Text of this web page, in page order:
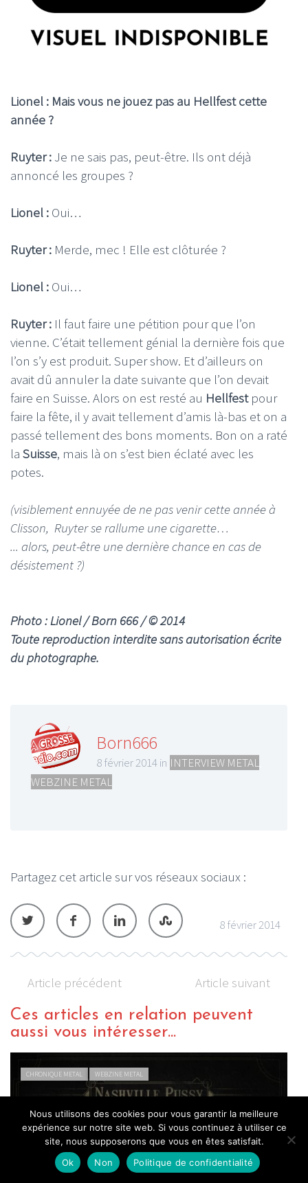
Lionel : Mais vous ne jouez pas au Hellfest cette
année ?
Ruyter : Je ne sais pas, peut-être. Ils ont déjà
annoncé les groupes ?
Lionel : Oui…
Ruyter : Merde, mec ! Elle est clôturée ?
Lionel : Oui…
Ruyter : Il faut faire une pétition pour que l’on
vienne. C’était tellement génial la dernière fois que
l’on s’y est produit. Super show. Et d’ailleurs on
avait dû annuler la date suivante que l’on devait
faire en Suisse. Alors on est resté au Hellfestpour
faire la fête, il y avait tellement d’amis là-bas et on a
passé tellement des bons moments. Bon on a raté
la Suisse, mais là on s’est bien éclaté avec les
potes.
(visiblement ennuyée de ne pas venir cette année à
Clisson, Ruyter se rallume une cigarette…
... alors, peut-être une dernière chance en cas de
désistement ?)
Photo : Lionel / Born 666 / © 2014
Toute reproduction interdite sans autorisation écrite
du photographe.
Born666
8 février 2014 in INTERVIEW METAL
WEBZINE METAL
Partagez cet article sur vos réseaux sociaux :
8 février 2014
Article précédent Article suivant
Ces articles en relation peuvent
aussi vous intéresser...
CHRONIQUE METAL WEBZINE METAL
Nashville Pussy – Up the Dosage
Nous utilisons des cookies pour vous garantir la meilleure
expérience sur notre site web. Si vous continuez à utiliser ce
site, nous supposerons que vous en êtes satisfait.
Ok
Non Politique de confidentialité